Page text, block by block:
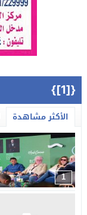
{[1]}
الأكثر مشاهدة
1